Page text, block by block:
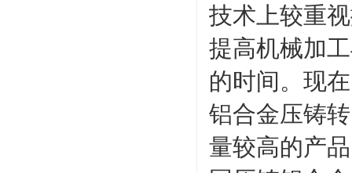
技术上较重
提高机械加
的时间。现
铝合金压铸
量较高的产